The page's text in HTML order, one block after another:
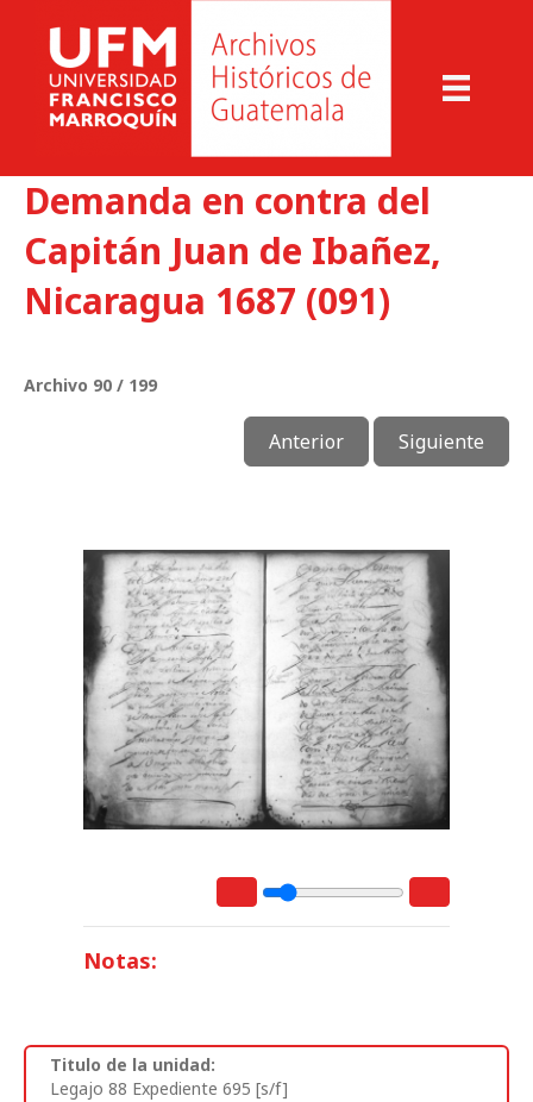
Demanda en contra del
Capitán Juan de Ibañez,
Nicaragua 1687 (091)
Archivo 90 / 199
Anterior Siguiente
Notas:
Titulo de la unidad:
Legajo 88 Expediente 695 [s/f]